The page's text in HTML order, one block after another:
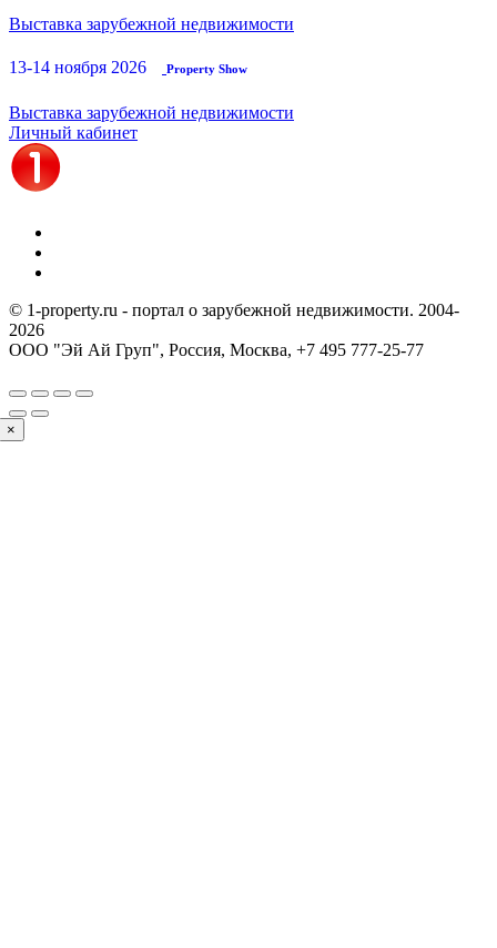
Выставка зарубежной недвижимости
13-14 ноября 2026 Property Show
Выставка зарубежной недвижимости
Личный кабинет
© 1-property.ru - портал о зарубежной недвижимости. 2004-
2026
ООО "Эй Ай Груп", Россия, Москва, +7 495 777-25-77
×